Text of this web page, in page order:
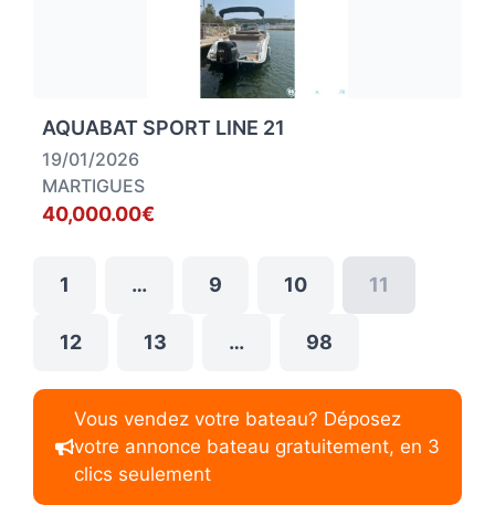
AQUABAT SPORT LINE 21
19/01/2026
MARTIGUES
40,000.00€
1 … 9 10 11
12 13 … 98
Vous vendez votre bateau? Déposez
votre annonce bateau gratuitement, en 3
clics seulement